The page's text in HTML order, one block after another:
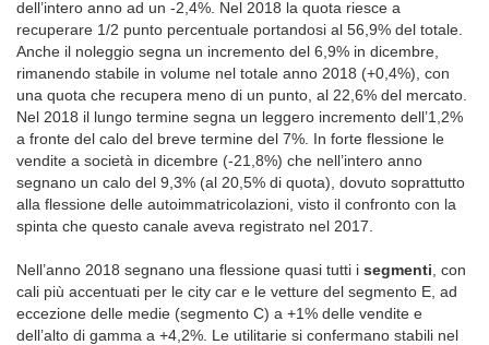
dell’intero anno ad un -2,4%. Nel 2018 la quota riesce a
recuperare 1/2 punto percentuale portandosi al 56,9% del totale.
Anche il noleggio segna un incremento del 6,9% in dicembre,
rimanendo stabile in volume nel totale anno 2018 (+0,4%), con
una quota che recupera meno di un punto, al 22,6% del mercato.
Nel 2018 il lungo termine segna un leggero incremento dell’1,2%
a fronte del calo del breve termine del 7%. In forte flessione le
vendite a società in dicembre (-21,8%) che nell’intero anno
segnano un calo del 9,3% (al 20,5% di quota), dovuto soprattutto
alla flessione delle autoimmatricolazioni, visto il confronto con la
spinta che questo canale aveva registrato nel 2017.
Nell’anno 2018 segnano una flessione quasi tutti i segmenti , con
cali più accentuati per le city car e le vetture del segmento E, ad
eccezione delle medie (segmento C) a +1% delle vendite e
dell’alto di gamma a +4,2%. Le utilitarie si confermano stabili nel